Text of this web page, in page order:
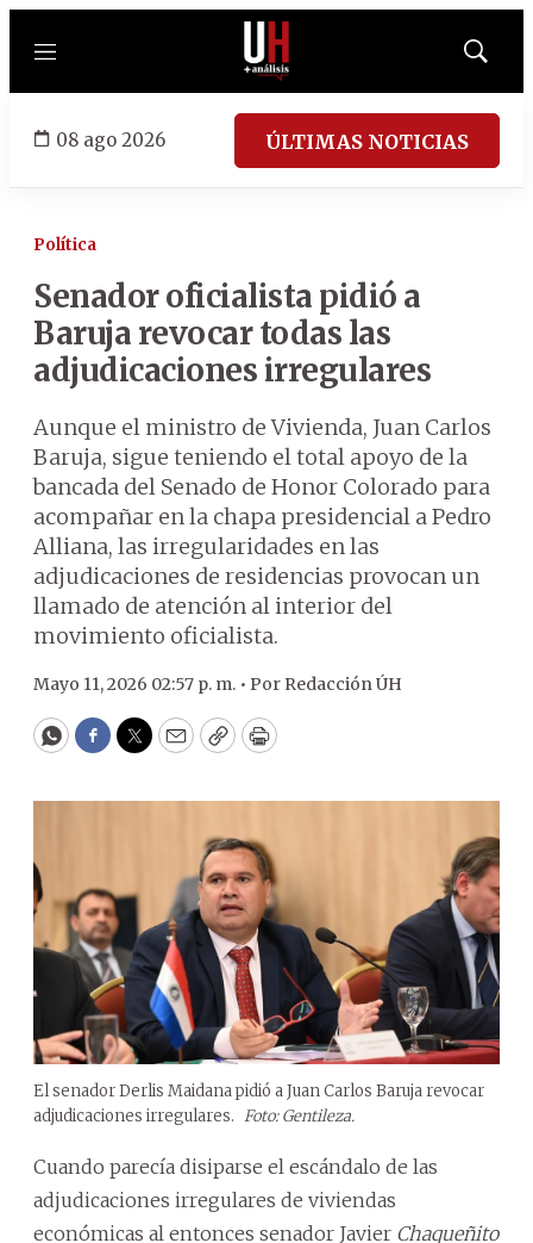
Menú
Mostrar
08 ago 2026 ÚLTIMAS NOTICIAS
Política
Senador oficialista pidió a
Baruja revocar todas las
adjudicaciones irregulares
Aunque el ministro de Vivienda, Juan Carlos
Baruja, sigue teniendo el total apoyo de la
bancada del Senado de Honor Colorado para
acompañar en la chapa presidencial a Pedro
Alliana, las irregularidades en las
adjudicaciones de residencias provocan un
llamado de atención al interior del
movimiento oficialista.
Mayo 11, 2026 02:57 p. m. • Por Redacción ÚH
WhatsApp
Facebook
Twitter
EmailCopyPrint
El senador Derlis Maidana pidió a Juan Carlos Baruja revocar
adjudicaciones irregulares. Foto: Gentileza.
Cuando parecía disiparse el escándalo de las
adjudicaciones irregulares de viviendas
económicas al entonces senador Javier Chaqueñito